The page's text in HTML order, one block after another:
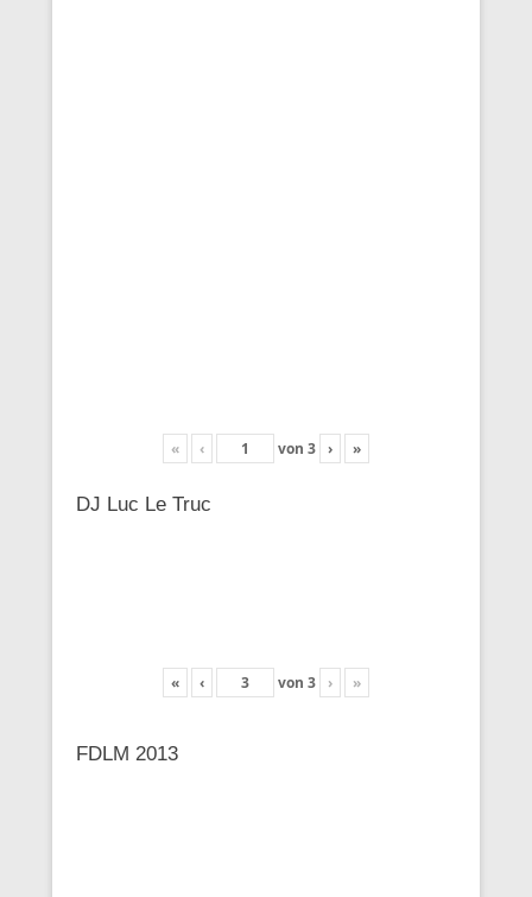
« ‹ von 3 › »
DJ Luc Le Truc
« ‹ von 3 › »
FDLM 2013